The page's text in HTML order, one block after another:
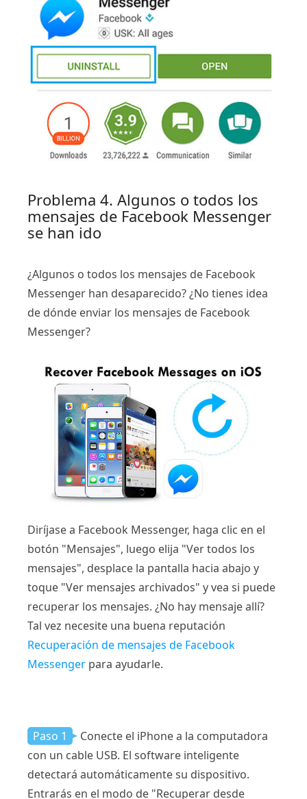
Problema 4. Algunos o todos los
mensajes de Facebook Messenger
se han ido
¿Algunos o todos los mensajes de Facebook
Messenger han desaparecido? ¿No tienes idea
de dónde enviar los mensajes de Facebook
Messenger?
Diríjase a Facebook Messenger, haga clic en el
botón "Mensajes", luego elija "Ver todos los
mensajes", desplace la pantalla hacia abajo y
toque "Ver mensajes archivados" y vea si puede
recuperar los mensajes. ¿No hay mensaje allí?
Tal vez necesite una buena reputación
Recuperación de mensajes de Facebook
Messenger para ayudarle.
Paso 1
Conecte el iPhone a la computadora
con un cable USB. El software inteligente
detectará automáticamente su dispositivo.
Entrarás en el modo de "Recuperar desde